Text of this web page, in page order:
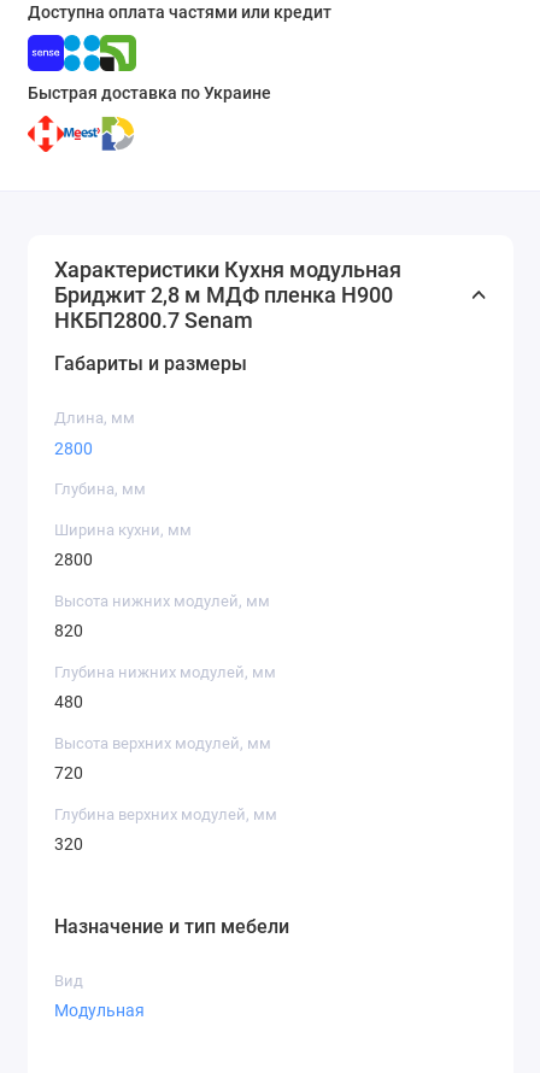
Доступна оплата частями или кредит
Быстрая доставка по Украине
Характеристики Кухня модульная
Бриджит 2,8 м МДФ пленка H900
НКБП2800.7 Senam
Габариты и размеры
Длина, мм
2800
Глубина, мм
Ширина кухни, мм
2800
Высота нижних модулей, мм
820
Глубина нижних модулей, мм
480
Высота верхних модулей, мм
720
Глубина верхних модулей, мм
320
Назначение и тип мебели
Вид
Модульная